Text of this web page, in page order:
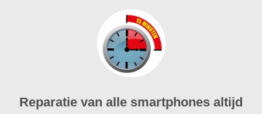
Reparatie van alle smartphones altijd